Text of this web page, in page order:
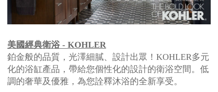
美國經典衛浴 - KOHLER
鉑金般的品質，光澤細膩、設計出眾！KOHLER多元
化的浴缸產品，帶給您個性化的設計的衛浴空間。低
調的奢華及優雅，為您詮釋沐浴的全新享受。